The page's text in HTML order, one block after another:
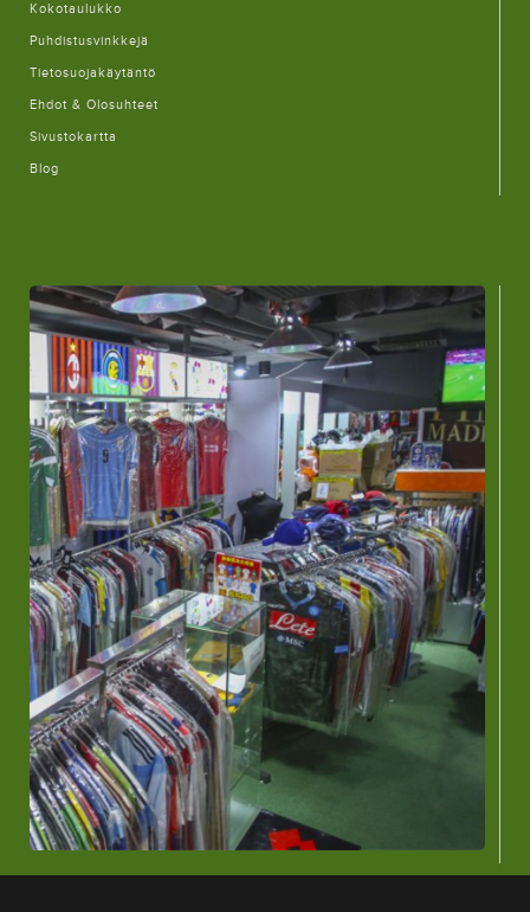
Kokotaulukko
Puhdistusvinkkejä
Tietosuojakäytäntö
Ehdot & Olosuhteet
Sivustokartta
Blog